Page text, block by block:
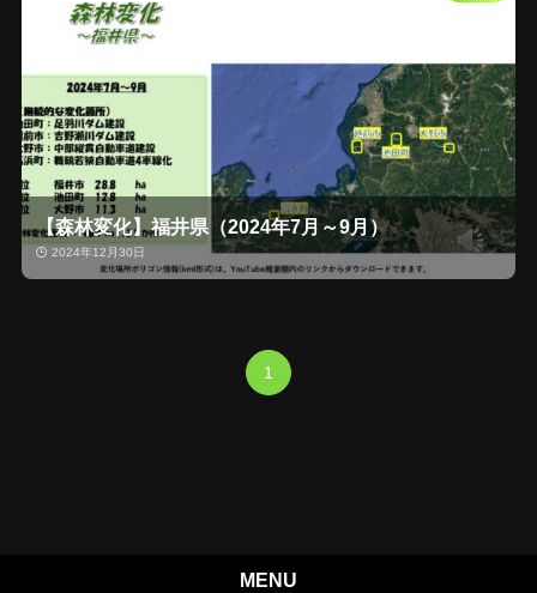
【森林変化】福井県（2024年7月～9月）
2024年12月30日
1
MENU